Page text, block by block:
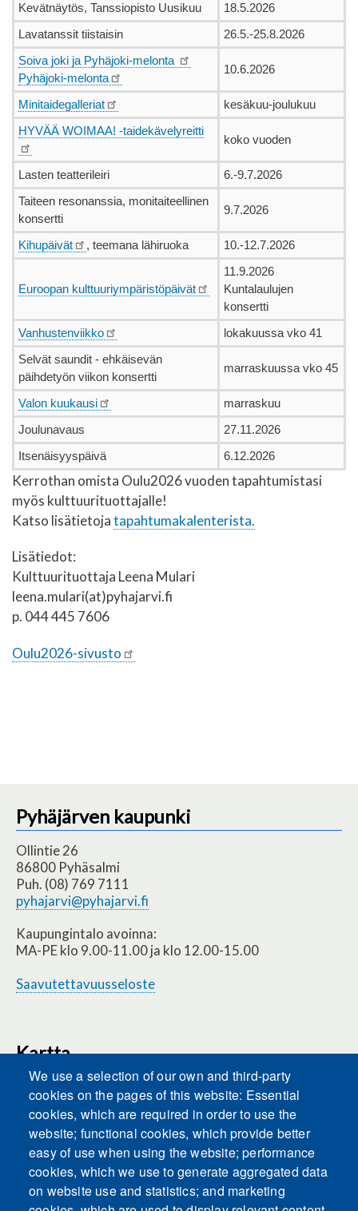
Kevätnäytös, Tanssiopisto Uusikuu 18.5.2026
Lavatanssit tiistaisin 26.5.-25.8.2026
Soiva joki ja Pyhäjoki-melonta
Pyhäjoki-melonta
10.6.2026
Minitaidegalleriat kesäkuu-joulukuu
HYVÄÄ WOIMAA! -taidekävelyreitti
koko vuoden
Lasten teatterileiri 6.-9.7.2026
Taiteen resonanssia, monitaiteellinen
konsertti
9.7.2026
Kihupäivät , teemana lähiruoka 10.-12.7.2026
Euroopan kulttuuriympäristöpäivät
11.9.2026
Kuntalaulujen
konsertti
Vanhustenviikko lokakuussa vko 41
Selvät saundit - ehkäisevän
päihdetyön viikon konsertti
marraskuussa vko 45
Valon kuukausi marraskuu
Joulunavaus 27.11.2026
Itsenäisyyspäivä 6.12.2026
Kerrothan omista Oulu2026 vuoden tapahtumistasi
myös kulttuurituottajalle!
Katso lisätietojatapahtumakalenterista.
Lisätiedot:
Kulttuurituottaja Leena Mulari
leena.mulari(at)pyhajarvi.fi
p. 044 445 7606
Oulu2026-sivusto
Pyhäjärven kaupunki
Ollintie 26
86800 Pyhäsalmi
Puh. (08) 769 7111
pyhajarvi@pyhajarvi.fi
Kaupungintalo avoinna:
MA-PE klo 9.00-11.00 ja klo 12.00-15.00
Saavutettavuusseloste
Kartta
This content is blocked because Embeds
cookies have not been accepted.
ACCEPT ALL COOKIES
We use a selection of our own and third-party
cookies on the pages of this website: Essential
cookies, which are required in order to use the
website; functional cookies, which provide better
easy of use when using the website; performance
cookies, which we use to generate aggregated data
on website use and statistics; and marketing